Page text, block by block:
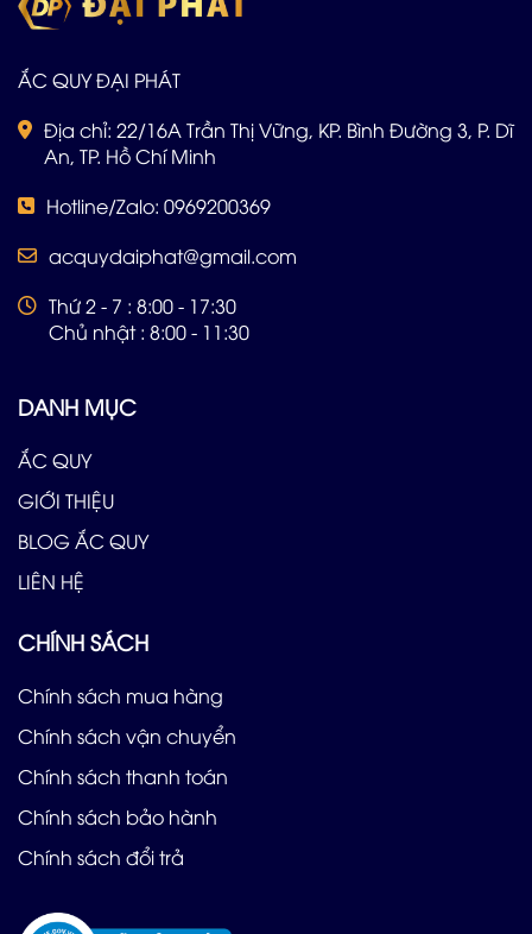
ẮC QUY ĐẠI PHÁT
Địa chỉ: 22/16A Trần Thị Vững, KP. Bình Đường 3, P. Dĩ
An, TP. Hồ Chí Minh
Hotline/Zalo: 0969200369
acquydaiphat@gmail.com
Thứ 2 - 7 : 8:00 - 17:30
Chủ nhật : 8:00 - 11:30
DANH MỤC
ẮC QUY
GIỚI THIỆU
BLOG ẮC QUY
LIÊN HỆ
CHÍNH SÁCH
Chính sách mua hàng
Chính sách vận chuyển
Chính sách thanh toán
Chính sách bảo hành
Chính sách đổi trả